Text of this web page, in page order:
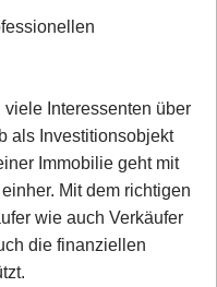
Interessenten über
als Investitionsobjekt
Immobilie geht mit
Mit dem richtigen
wie auch Verkäufer
die finanziellen